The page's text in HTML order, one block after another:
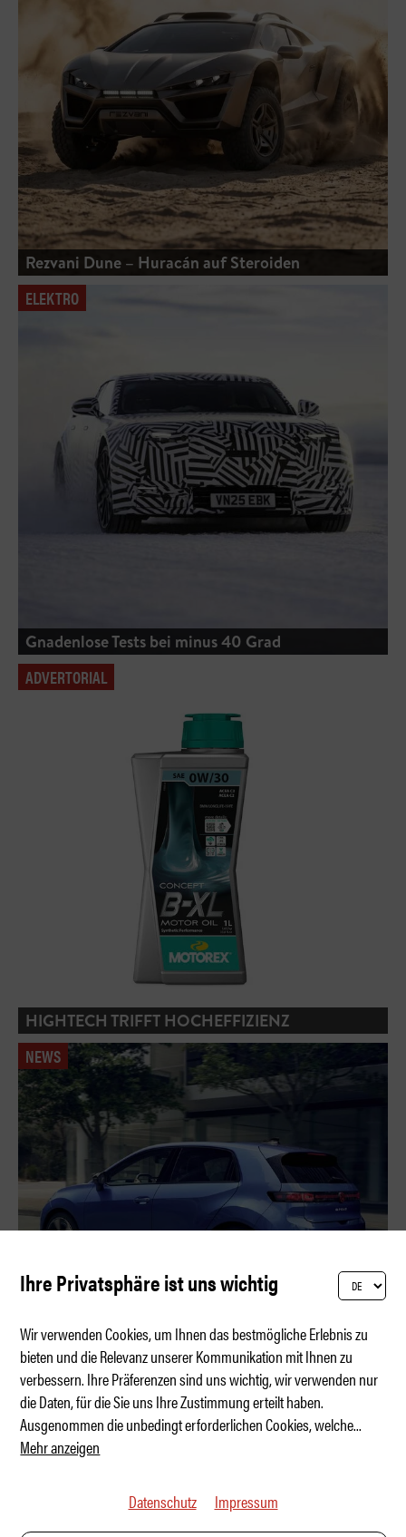
Rezvani Dune – Huracán auf Steroiden
ELEKTRO
Gnadenlose Tests bei minus 40 Grad
ADVERTORIAL
HIGHTECH TRIFFT HOCHEFFIZIENZ
NEWS
VW ID. Polo – Der nächste Bestseller
Ihre Privatsphäre ist uns wichtig
Wir verwenden Cookies, um Ihnen das bestmögliche Erlebnis zu
bieten und die Relevanz unserer Kommunikation mit Ihnen zu
verbessern. Ihre Präferenzen sind uns wichtig, wir verwenden nur
die Daten, für die Sie uns Ihre Zustimmung erteilt haben.
Ausgenommen die unbedingt erforderlichen Cookies, welche...
Mehr anzeigen
Datenschutz Impressum